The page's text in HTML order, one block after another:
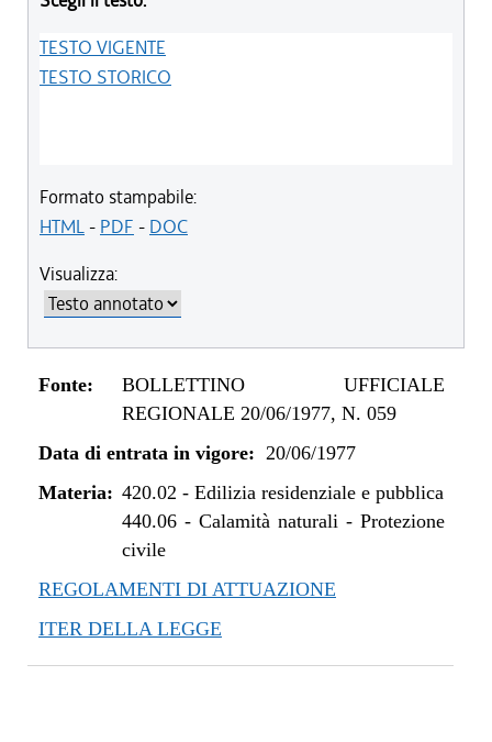
TESTO VIGENTE
TESTO STORICO
Formato stampabile:
HTML- PDF - DOC
Visualizza:
Fonte:
BOLLETTINO UFFICIALE
REGIONALE 20/06/1977, N. 059
Data di entrata in vigore: 20/06/1977
Materia: 420.02 - Edilizia residenziale e pubblica
440.06- Calamità naturali - Protezione
civile
REGOLAMENTI DI ATTUAZIONE
ITER DELLA LEGGE